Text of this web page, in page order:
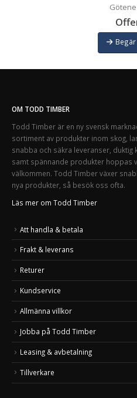
Götene
OM TODD TIMBER
Todd Timber är en ny svensk
sortiment av produkter inom skog,
snabba och säkra leveranser,
samt spännande produkter hoppas
välkommen. Todd Timber växer
nya produkter, så besök oss ofta.
Läs mer om Todd Timber
Att handla & betala
Frakt & leverans
Returer
Kundservice
Allmänna villkor
Jobba på Todd Timber
Leasing & avbetalning
Tillverkare